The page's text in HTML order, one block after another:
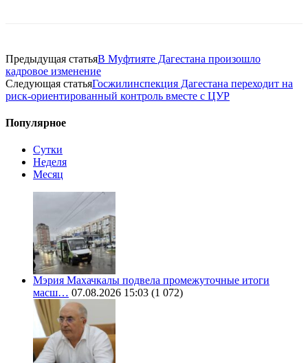
Предыдущая статьяВ Муфтияте Дагестана произошло
кадровое изменение
Следующая статьяГосжилинспекция Дагестана переходит на
риск-ориентированный контроль вместе с ЦУР
Популярное
Сутки
Неделя
Месяц
Мэрия Махачкалы подвела промежуточные итоги
масш… 07.08.2026 15:03 (1 072)